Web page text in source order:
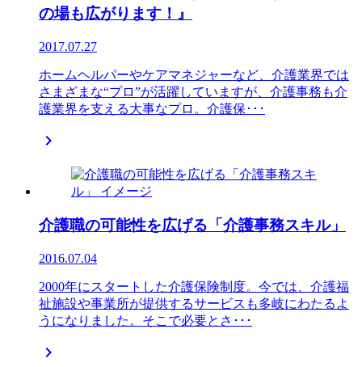
の場も広がります！』
2017.07.27
ホームヘルパーやケアマネジャーなど、介護業界では
さまざまな“プロ”が活躍していますが、介護事務も介
護業界を支える大事なプロ。介護保･･･

介護職の可能性を広げる「介護事務スキル」
2016.07.04
2000年にスタートした介護保険制度。今では、介護福
祉施設や事業所が提供するサービスも多岐にわたるよ
うになりました。そこで必要とさ･･･
